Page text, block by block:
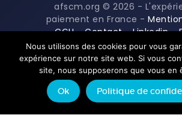
afscm.org © 2026 -
paiement en France -
-CGU-Contact-Linkedin-
-Twitter
Nous utilisons des cookies pour vous
expérience sur notre site web. Si vous
site, nous supposerons que vous en
Ok Politique de